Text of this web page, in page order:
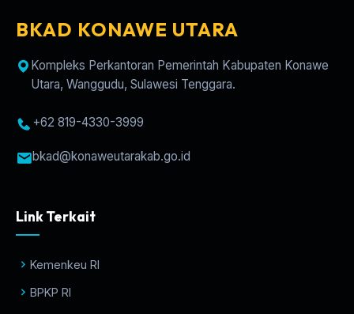
BKAD KONAWE UTARA
Kompleks Perkantoran Pemerintah Kabupaten Konawe
Utara, Wanggudu, Sulawesi Tenggara.
+62 819-4330-3999
bkad@konaweutarakab.go.id
Link Terkait
Kemenkeu RI
BPKP RI